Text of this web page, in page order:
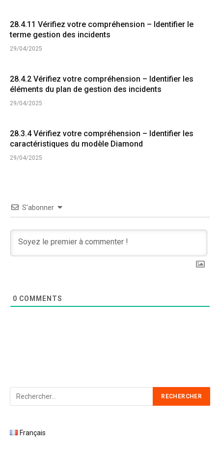
28.4.11 Vérifiez votre compréhension – Identifier le
terme gestion des incidents
29/04/2025
28.4.2 Vérifiez votre compréhension – Identifier les
éléments du plan de gestion des incidents
29/04/2025
28.3.4 Vérifiez votre compréhension – Identifier les
caractéristiques du modèle Diamond
29/04/2025
S’abonner
0 COMMENTS
Français